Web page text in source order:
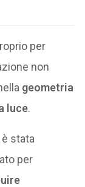
per
non
geometria
luce.
stata
per